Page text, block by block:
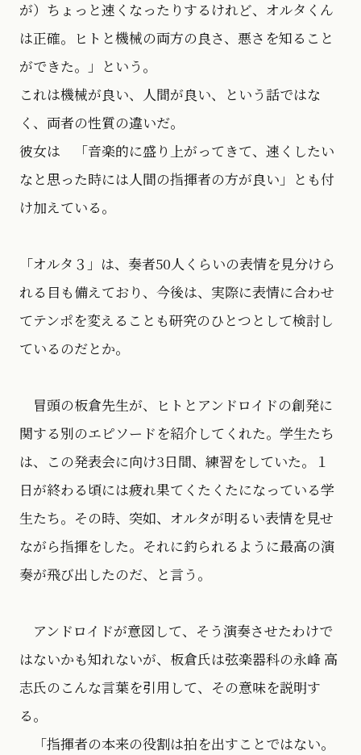
が）ちょっと速くなったりするけれど、オルタくん
は正確。ヒトと機械の両方の良さ、悪さを知ること
ができた。」という。
これは機械が良い、人間が良い、という話ではな
く、両者の性質の違いだ。
彼女は 「音楽的に盛り上がってきて、速くしたい
なと思った時には人間の指揮者の方が良い」とも付
け加えている。
「オルタ３」は、奏者50人くらいの表情を見分けら
れる目も備えており、今後は、実際に表情に合わせ
てテンポを変えることも研究のひとつとして検討し
ているのだとか。
冒頭の板倉先生が、ヒトとアンドロイドの創発に
関する別のエピソードを紹介してくれた。学生たち
は、この発表会に向け3日間、練習をしていた。１
日が終わる頃には疲れ果てくたくたになっている学
生たち。その時、突如、オルタが明るい表情を見せ
ながら指揮をした。それに釣られるように最高の演
奏が飛び出したのだ、と言う。
アンドロイドが意図して、そう演奏させたわけで
はないかも知れないが、板倉氏は弦楽器科の永峰 高
志氏のこんな言葉を引用して、その意味を説明す
る。
「指揮者の本来の役割は拍を出すことではない。